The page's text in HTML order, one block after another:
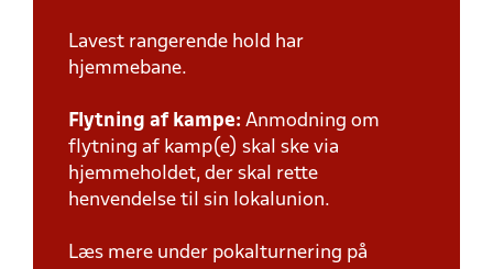
Lavest rangerende hold har
hjemmebane.
Flytning af kampe: Anmodning om
flytning af kamp(e) skal ske via
hjemmeholdet, der skal rette
henvendelse til sin lokalunion.
Læs mere under pokalturnering på